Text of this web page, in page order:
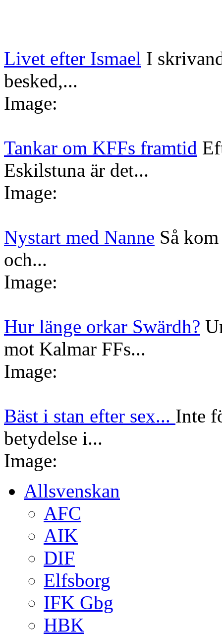
Livet efter Ismael I
besked,...
Image:
Tankar om KFFs framtid
Eskilstuna är det...
Image:
Nystart med Nanne Så
och...
Image:
Hur länge orkar Swärdh?
mot Kalmar FFs...
Image:
Bäst i stan efter sex... Inte
betydelse i...
Image:
Allsvenskan
AFC
AIK
DIF
Elfsborg
IFK Gbg
HBK